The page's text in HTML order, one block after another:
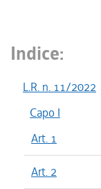
Indice:
L.R. n. 11/2022
Capo I
Art. 1
Art. 2